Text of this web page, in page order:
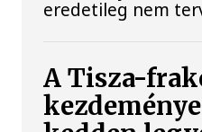
eredetileg nem
A Tisza-